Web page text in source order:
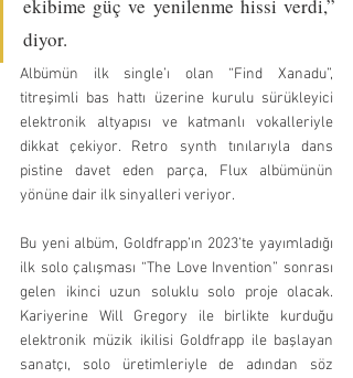
ekibime güç ve yenilenme hissi verdi,”
diyor.
Albümün ilk single’ı olan “Find Xanadu”,
titreşimli bas hattı üzerine kurulu sürükleyici
elektronik altyapısı ve katmanlı vokalleriyle
dikkat çekiyor. Retro synth tınılarıyla dans
pistine davet eden parça, Flux albümünün
yönüne dair ilk sinyalleri veriyor.
Bu yeni albüm, Goldfrapp’ın 2023’te yayımladığı
ilk solo çalışması “The Love Invention” sonrası
gelen ikinci uzun soluklu solo proje olacak.
Kariyerine Will Gregory ile birlikte kurduğu
elektronik müzik ikilisi Goldfrapp ile başlayan
sanatçı, solo üretimleriyle de adından söz